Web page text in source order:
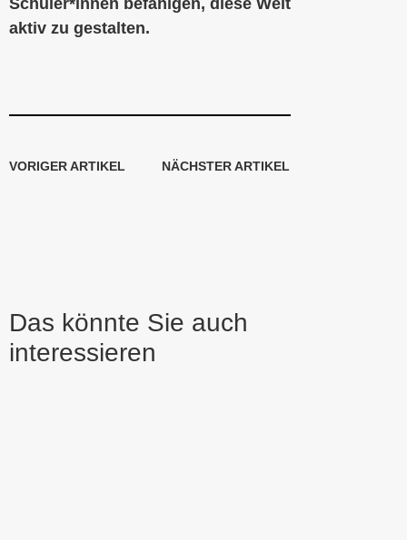
aktiv zu gestalten.
VORIGER ARTIKEL NÄCHSTER ARTIKEL
Das könnte Sie auch
interessieren